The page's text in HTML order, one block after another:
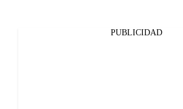
PUBLICIDAD